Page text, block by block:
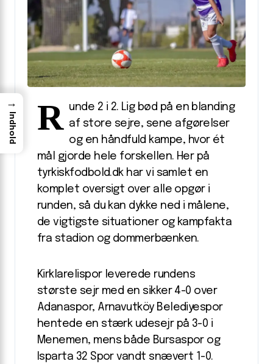
R unde 2 i 2. Lig bød på en blanding
af store sejre, sene afgørelser
og en håndfuld kampe, hvor ét
mål gjorde hele forskellen. Her på
tyrkiskfodbold.dk har vi samlet en
komplet oversigt over alle opgør i
runden, så du kan dykke ned i målene,
de vigtigste situationer og kampfakta
fra stadion og dommerbænken.
Kirklarelispor leverede rundens
største sejr med en sikker 4-0 over
Adanaspor, Arnavutköy Belediyespor
hentede en stærk udesejr på 3-0 i
Menemen, mens både Bursaspor og
Isparta 32 Spor vandt snævert 1-0.
→
Indhold